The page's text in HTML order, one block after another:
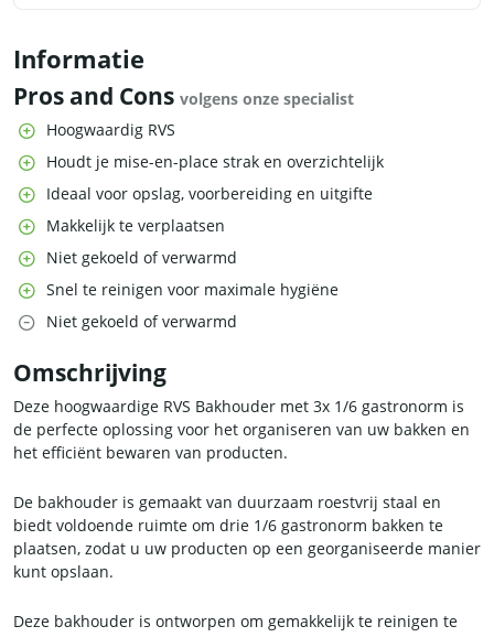
Informatie
Pros and Cons volgens onze specialist
Hoogwaardig RVS
Houdt je mise-en-place strak en overzichtelijk
Ideaal voor opslag, voorbereiding en uitgifte
Makkelijk te verplaatsen
Niet gekoeld of verwarmd
Snel te reinigen voor maximale hygiëne
Niet gekoeld of verwarmd
Omschrijving
Deze hoogwaardige RVS Bakhouder met 3x 1/6 gastronorm is
de perfecte oplossing voor het organiseren van uw bakken en
het efficiënt bewaren van producten.
De bakhouder is gemaakt van duurzaam roestvrij staal en
biedt voldoende ruimte om drie 1/6 gastronorm bakken te
plaatsen, zodat u uw producten op een georganiseerde manier
kunt opslaan.
Deze bakhouder is ontworpen om gemakkelijk te reinigen te